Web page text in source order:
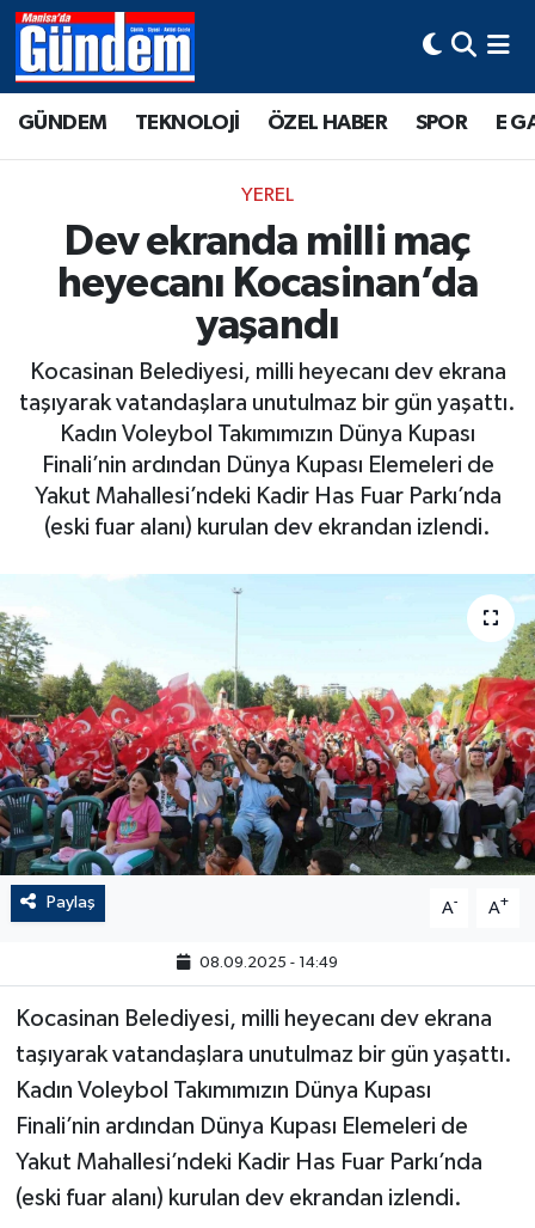
GÜNDEM TEKNOLOJİ ÖZEL HABER SPOR E
YEREL
Dev ekranda milli maç
heyecanı Kocasinan’da
yaşandı
Kocasinan Belediyesi, milli heyecanı dev ekrana
taşıyarak vatandaşlara unutulmaz bir gün yaşattı.
Kadın Voleybol Takımımızın Dünya Kupası
Finali’nin ardından Dünya Kupası Elemeleri de
Yakut Mahallesi’ndeki Kadir Has Fuar Parkı’nda
(eski fuar alanı) kurulan dev ekrandan izlendi.
Paylaş A- A+
08.09.2025 - 14:49
Kocasinan Belediyesi, milli heyecanı dev ekrana
taşıyarak vatandaşlara unutulmaz bir gün yaşattı.
Kadın Voleybol Takımımızın Dünya Kupası
Finali’nin ardından Dünya Kupası Elemeleri de
Yakut Mahallesi’ndeki Kadir Has Fuar Parkı’nda
(eski fuar alanı) kurulan dev ekrandan izlendi.
Manisa Hava Durumu
Tüm Manşetler
Son Dakika Haberleri
Haber Arşivi